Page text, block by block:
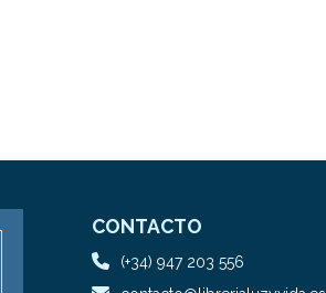
CONTACTO
(+34) 947 203 556